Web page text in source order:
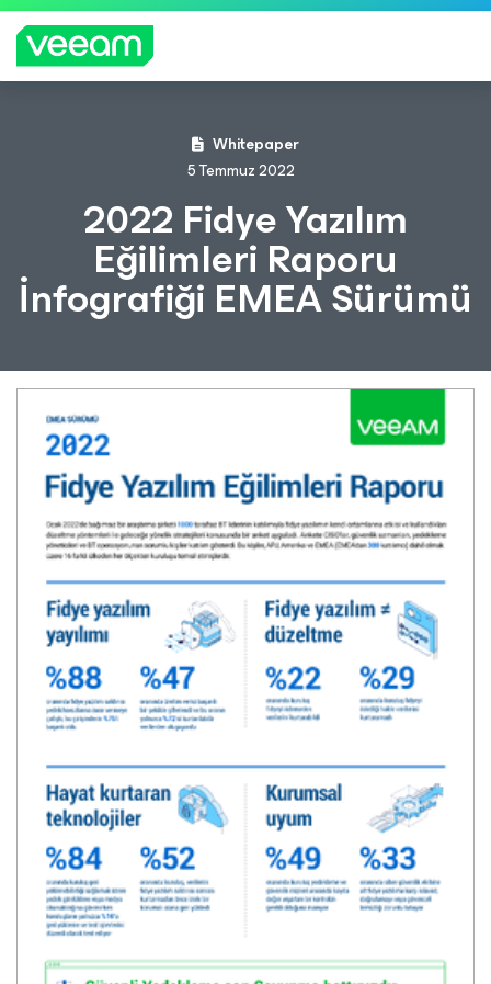
CrowdStrike'ın içerik güncellemesinden etkilenen
müşteriler için Veeam'in rehberliği
BILGI
Whitepaper
5 Temmuz 2022
2022 Fidye Yazılım
Eğilimleri Raporu
İnfografiği EMEA Sürümü